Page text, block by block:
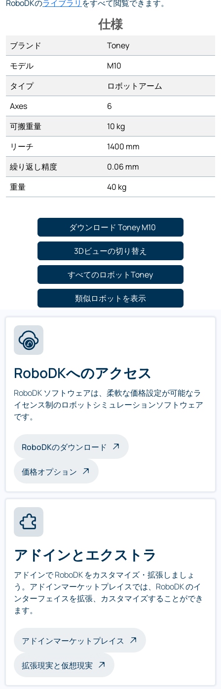
RoboDKのライブラリ をすべて閲覧できます。
仕様
ブランド
Toney
モデル
M10
タイプ
ロボットアーム
Axes
6
可搬重量
10 kg
リーチ
1400 mm
繰り返し精度
0.06 mm
重量
40 kg
ダウンロード Toney M10
3Dビューの切り替え
すべてのロボットToney
類似ロボットを表示
RoboDKへのアクセス
RoboDK ソフトウェアは、柔軟な価格設定が可能なラ
イセンス制のロボットシミュレーションソフトウェア
です。
RoboDKのダウンロード
価格オプション
アドインとエクストラ
アドインで RoboDK をカスタマイズ・拡張しましょ
う。アドインマーケットプレイスでは、RoboDK のイ
ンターフェイスを拡張、カスタマイズすることができ
ます。
アドインマーケットプレイス
拡張現実と仮想現実